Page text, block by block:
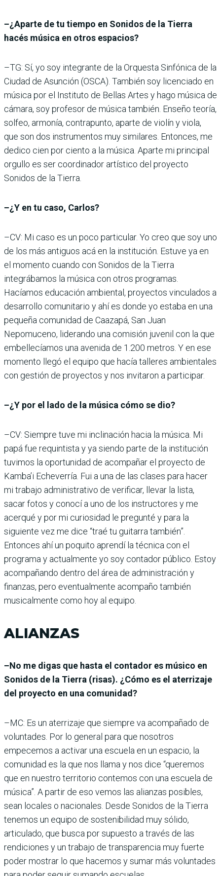
–¿Aparte de tu tiempo en Sonidos de la Tierra
hacés música en otros espacios?
–TG: Sí, yo soy integrante de la Orquesta Sinfónica de la
Ciudad de Asunción (OSCA). También soy licenciado en
música por el Instituto de Bellas Artes y hago música de
cámara, soy profesor de música también. Enseño teoría,
solfeo, armonía, contrapunto, aparte de violín y viola,
que son dos instrumentos muy similares. Entonces, me
dedico cien por ciento a la música. Aparte mi principal
orgullo es ser coordinador artístico del proyecto
Sonidos de la Tierra.
–¿Y en tu caso, Carlos?
–CV: Mi caso es un poco particular. Yo creo que soy uno
de los más antiguos acá en la institución. Estuve ya en
el momento cuando con Sonidos de la Tierra
integrábamos la música con otros programas.
Hacíamos educación ambiental, proyectos vinculados a
desarrollo comunitario y ahí es donde yo estaba en una
pequeña comunidad de Caazapá, San Juan
Nepomuceno, liderando una comisión juvenil con la que
embellecíamos una avenida de 1.200 metros. Y en ese
momento llegó el equipo que hacía talleres ambientales
con gestión de proyectos y nos invitaron a participar.
–¿Y por el lado de la música cómo se dio?
–CV: Siempre tuve mi inclinación hacia la música. Mi
papá fue requintista y ya siendo parte de la institución
tuvimos la oportunidad de acompañar el proyecto de
Kamba’i Echeverría. Fui a una de las clases para hacer
mi trabajo administrativo de verificar, llevar la lista,
sacar fotos y conocí a uno de los instructores y me
acerqué y por mi curiosidad le pregunté y para la
siguiente vez me dice “traé tu guitarra también”.
Entonces ahí un poquito aprendí la técnica con el
programa y actualmente yo soy contador público. Estoy
acompañando dentro del área de administración y
finanzas, pero eventualmente acompaño también
musicalmente como hoy al equipo.
ALIANZAS
–No me digas que hasta el contador es músico en
Sonidos de la Tierra (risas). ¿Cómo es el aterrizaje
del proyecto en una comunidad?
–MC: Es un aterrizaje que siempre va acompañado de
voluntades. Por lo general para que nosotros
empecemos a activar una escuela en un espacio, la
comunidad es la que nos llama y nos dice “queremos
que en nuestro territorio contemos con una escuela de
música”. A partir de eso vemos las alianzas posibles,
sean locales o nacionales. Desde Sonidos de la Tierra
tenemos un equipo de sostenibilidad muy sólido,
articulado, que busca por supuesto a través de las
rendiciones y un trabajo de transparencia muy fuerte
poder mostrar lo que hacemos y sumar más voluntades